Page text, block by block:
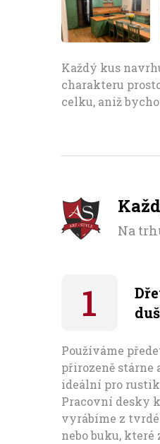
Každý kus
charakteru
celku, aniž
Na
Používáme
přirozeně stárne
ideální pro
Pracovní desky
vyrábíme z
nebo buku,